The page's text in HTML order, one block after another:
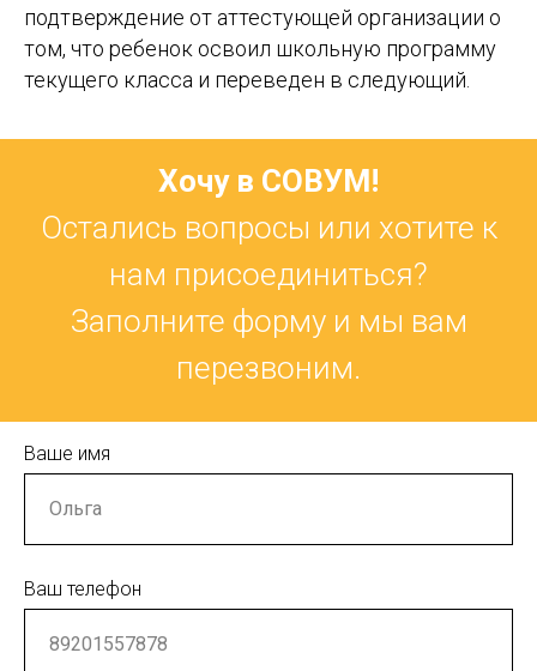
подтверждение от аттестующей организации о
том, что ребенок освоил школьную программу
текущего класса и переведен в следующий.
Хочу в СОВУМ!
Остались вопросы или хотите к
нам присоединиться?
Заполните форму и мы вам
перезвоним.
Ваше имя
Ваш телефон